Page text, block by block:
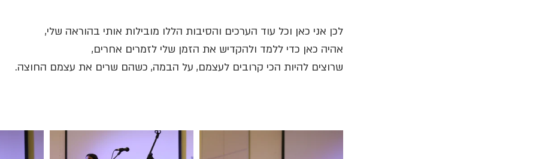
לכן אני כאן וכל עוד הערכים והסיבות הללו מובילות אותי בהוראה שלי,
אהיה כאן כדי ללמד ולהקדיש את הזמן שלי לזמרים אחרים,
שרוצים להיות הכי קרובים לעצמם, על הבמה, כשהם שרים את עצמם החוצה.